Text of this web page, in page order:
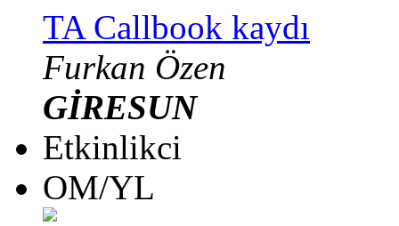
TA Callbook kaydı
Furkan Özen
GİRESUN
Etkinlikci
OM/YL